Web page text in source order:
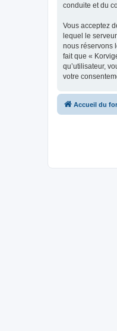
conduite et du
Vous acceptez
lequel le
nous réservons
fait que «
qu’utilisateur,
votre
Accueil du